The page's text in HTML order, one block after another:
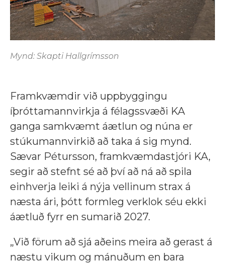
Mynd: Skapti Hallgrímsson
Framkvæmdir við uppbyggingu
íþróttamannvirkja á félagssvæði KA
ganga samkvæmt áætlun og núna er
stúkumannvirkið að taka á sig mynd.
Sævar Pétursson, framkvæmdastjóri KA,
segir að stefnt sé að því að ná að spila
einhverja leiki á nýja vellinum strax á
næsta ári, þótt formleg verklok séu ekki
áætluð fyrr en sumarið 2027.
„Við förum að sjá aðeins meira að gerast á
næstu vikum og mánuðum en bara